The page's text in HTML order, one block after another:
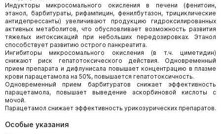
Индукторы микросомального окисления в печени (фенитоин,
этанол, барбитураты, рифампицин, фенилбутазон, трициклические
антидепрессанты) увеличивают продукцию гидроксилированных
активных метаболитов, что обусловливает возможность развития
тяжелых интоксикаций при небольших передозировках. Этанол
способствует развитию острого панкреатита.
Ингибиторы микросомального окисления (в т.ч. циметидин)
снижают риск гепатотоксического действия. Одновременный
прием препарата и дифлунисала повышает концентрацию в плазме
крови парацетамола на 50%, повышается гепатотоксичность.
Одновременный прием барбитуратов снижает эффективность
парацетамола, повышает выведение аскорбиновой кислоты с
мочой.
Парацетамол снижает эффективность урикозурических препаратов.
Особые указания